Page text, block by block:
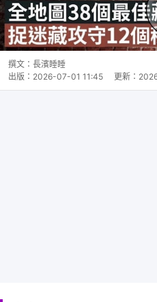
撰文： 長濱睡睡
出版： 2026-07-01 11:45 更新：